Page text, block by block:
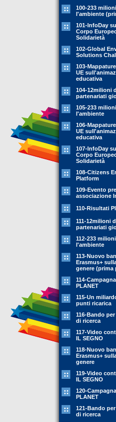
100-233
l'ambiente
101-InfoDay
Corpo
Solidarietà
102-Global
Solutions
103-
UE
educativa
104-12milioni
partenariati
105-233
l'ambiente
106-
UE
educativa
107-InfoDay
Corpo
Solidarietà
108-Citizens
Platform
109-Evento
associazione
110-Risultati
111-12milioni
partenariati
112-233
l'ambiente
113-Nuovo
Erasmus+
genere (prima
114-
PLANET
115-Un
punti ricarica
116-Bando
di ricerca
117-Video
IL SEGNO
118-Nuovo
Erasmus+
genere
119-Video
IL SEGNO
120-
PLANET
121-Bando
di ricerca